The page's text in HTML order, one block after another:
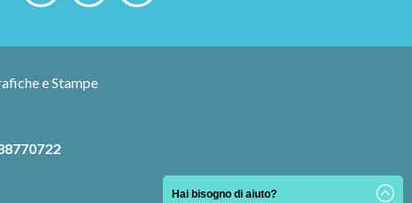
Hai bisogno di aiuto?